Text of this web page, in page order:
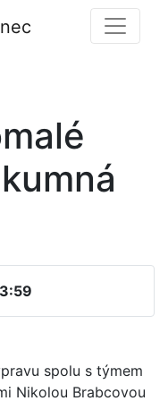
spolu s týmem
Nikolou Brabcovou